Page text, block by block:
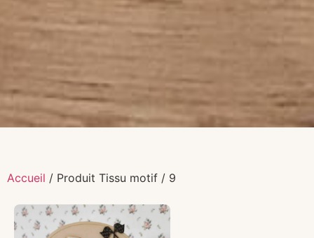
Accueil / Produit Tissu motif / 9